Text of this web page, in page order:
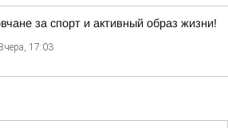
за спорт и активный образ жизни!
Вчера, 17:03